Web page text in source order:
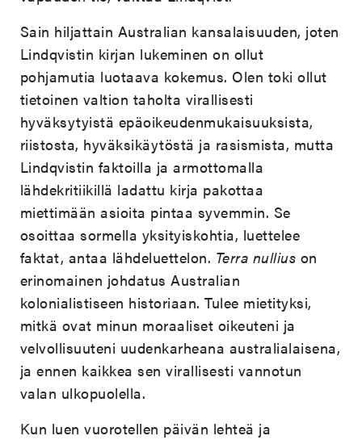
Sain hiljattain Australian kansalaisuuden, joten
Lindqvistin kirjan lukeminen on ollut
pohjamutia luotaava kokemus. Olen toki ollut
tietoinen valtion taholta virallisesti
hyväksytyistä epäoikeudenmukaisuuksista,
riistosta, hyväksikäytöstä ja rasismista, mutta
Lindqvistin faktoilla ja armottomalla
lähdekritiikillä ladattu kirja pakottaa
miettimään asioita pintaa syvemmin. Se
osoittaa sormella yksityiskohtia, luettelee
faktat, antaa lähdeluettelon. Terra nullius on
erinomainen johdatus Australian
kolonialistiseen historiaan. Tulee mietityksi,
mitkä ovat minun moraaliset oikeuteni ja
velvollisuuteni uudenkarheana australialaisena,
ja ennen kaikkea sen virallisesti vannotun
valan ulkopuolella.
Kun luen vuorotellen päivän lehteä ja